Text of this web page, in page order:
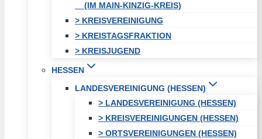
(IM MAIN-KINZIG-KREIS)
> KREISVEREINIGUNG
> KREISTAGSFRAKTION
> KREISJUGEND
HESSEN
LANDESVEREINIGUNG (HESSEN)
> LANDESVEREINIGUNG (HESSEN)
> KREISVEREINIGUNGEN (HESSEN)
> ORTSVEREINIGUNGEN (HESSEN)